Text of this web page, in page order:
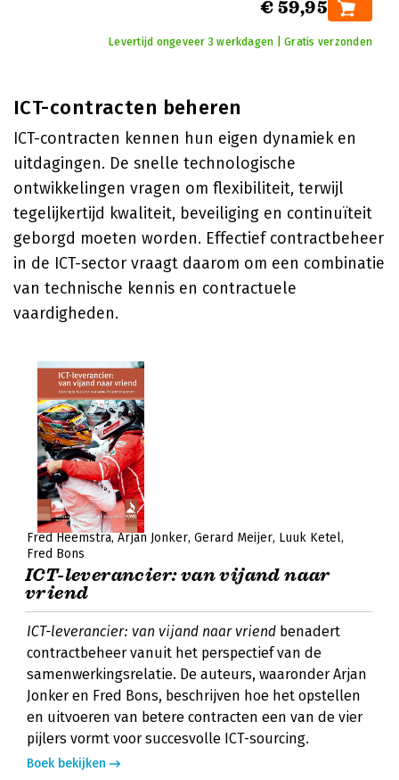
€ 59,95
Levertijd ongeveer 3 werkdagen | Gratis verzonden
ICT-contracten beheren
ICT-contracten kennen hun eigen dynamiek en
uitdagingen. De snelle technologische
ontwikkelingen vragen om flexibiliteit, terwijl
tegelijkertijd kwaliteit, beveiliging en continuïteit
geborgd moeten worden. Effectief contractbeheer
in de ICT-sector vraagt daarom om een combinatie
van technische kennis en contractuele
vaardigheden.
Fred Heemstra Arjan Jonker Gerard Meijer Luuk Ketel
Fred Bons
ICT-leverancier: van vijand naar
vriend
ICT-leverancier: van vijand naar vriend benadert
contractbeheer vanuit het perspectief van de
samenwerkingsrelatie. De auteurs, waaronder Arjan
Jonker en Fred Bons, beschrijven hoe het opstellen
en uitvoeren van betere contracten een van de vier
pijlers vormt voor succesvolle ICT-sourcing.
Boek bekijken